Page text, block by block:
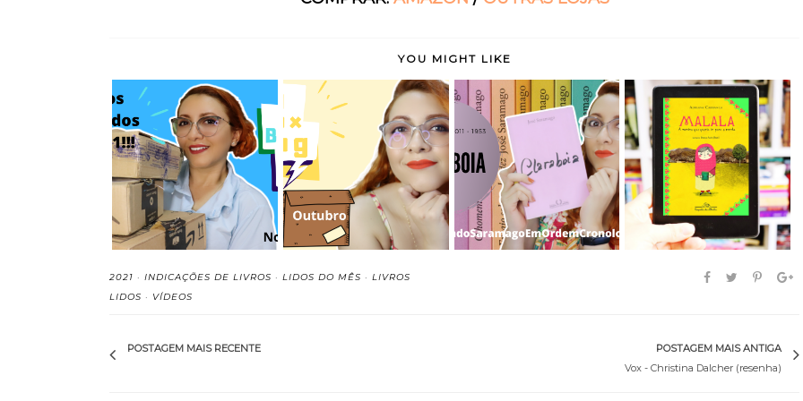
YOU MIGHT LIKE
Último Book Haul de
2021! (Livros a...
Book Haul de Outubro
de 2021
Claraboia - José
Saramago (#LendoSa...
Malala, a menina que
queria ir para...
2021 · INDICAÇÕES DE LIVROS · LIDOS DO MÊS · LIVROS
LIDOS · VÍDEOS
POSTAGEM MAIS RECENTE
POSTAGEM MAIS ANTIGA
Vox - Christina Dalcher (resenha)